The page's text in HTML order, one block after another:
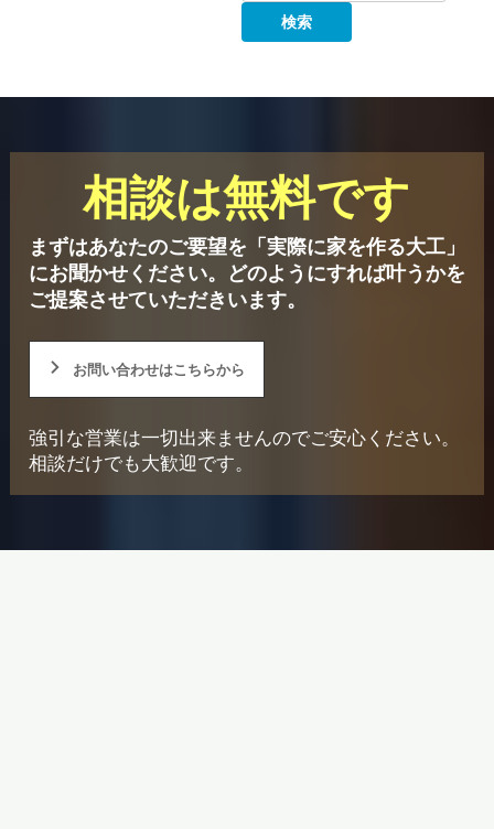
相談は無料です
まずはあなたのご要望を「実際に家を作る大工」
にお聞かせください。
どのようにすれば叶うかを
ご提案させていただきいます。
お問い合わせはこちらから
強引な営業は一切出来ませんのでご安心ください。
相談だけでも大歓迎です。